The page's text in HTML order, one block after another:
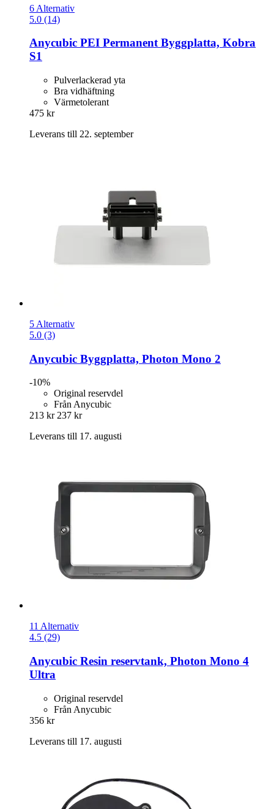
6 Alternativ
5.0 (14)
Anycubic PEI Permanent Byggplatta, Kobra
S1
Pulverlackerad yta
Bra vidhäftning
Värmetolerant
475 kr
Leverans till 22. september
5 Alternativ
5.0 (3)
Anycubic Byggplatta, Photon Mono 2
-10%
Original reservdel
Från Anycubic
213 kr 237 kr
Leverans till 17. augusti
11 Alternativ
4.5 (29)
Anycubic Resin reservtank, Photon Mono 4
Ultra
Original reservdel
Från Anycubic
356 kr
Leverans till 17. augusti